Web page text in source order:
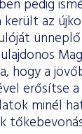
pedig
az
hogy a
erősítse
minél